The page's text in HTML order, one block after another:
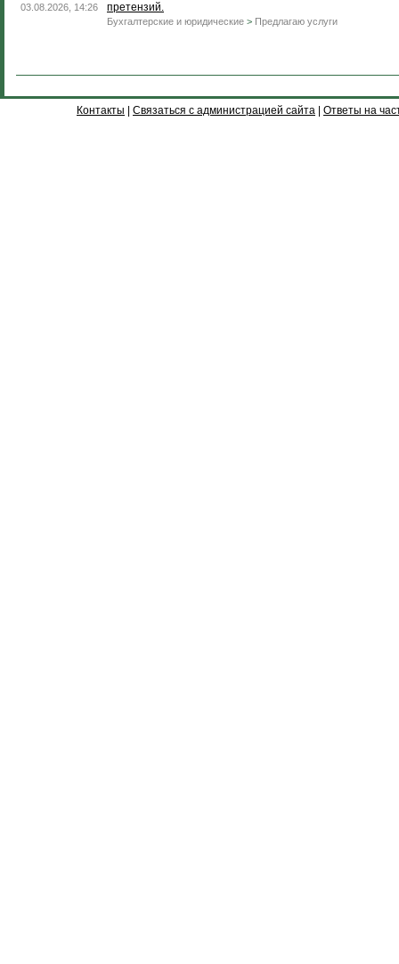
03.08.2026, 14:26
претензий.
Бухгалтерские и юридические > Предлагаю услуги
Контакты Связаться с администрацией сайта Ответы на